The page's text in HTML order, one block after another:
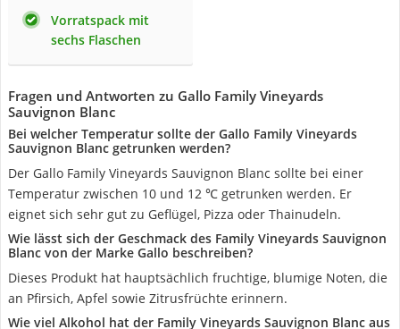
Vorratspack mit
sechs Flaschen
Fragen und Antworten zu Gallo Family Vineyards
Sauvignon Blanc
Bei welcher Temperatur sollte der Gallo Family Vineyards
Sauvignon Blanc getrunken werden?
Der Gallo Family Vineyards Sauvignon Blanc sollte bei einer
Temperatur zwischen 10 und 12 ℃ getrunken werden. Er
eignet sich sehr gut zu Geflügel, Pizza oder Thainudeln.
Wie lässt sich der Geschmack des Family Vineyards Sauvignon
Blanc von der Marke Gallo beschreiben?
Dieses Produkt hat hauptsächlich fruchtige, blumige Noten, die
an Pfirsich, Apfel sowie Zitrusfrüchte erinnern.
Wie viel Alkohol hat der Family Vineyards Sauvignon Blanc aus